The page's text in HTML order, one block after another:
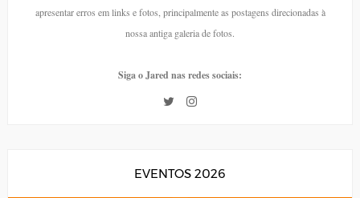
apresentar erros em links e fotos, principalmente as postagens direcionadas à
nossa antiga galeria de fotos.
Siga o Jared nas redes sociais:
EVENTOS 2026